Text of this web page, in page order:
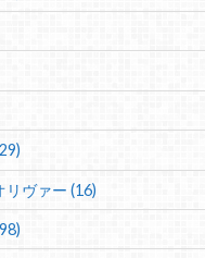
リヴァー (16)